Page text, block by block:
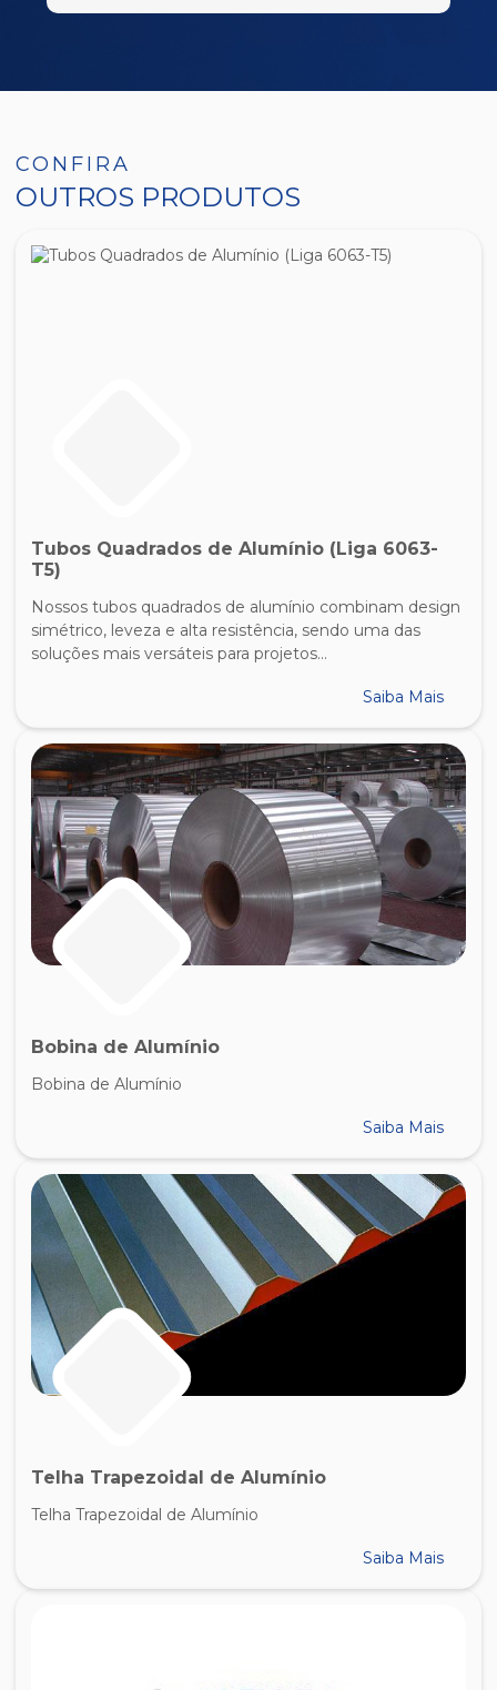
CONFIRA
OUTROS PRODUTOS
Tubos Quadrados de Alumínio (Liga 6063-
T5)
Nossos tubos quadrados de alumínio combinam design
simétrico, leveza e alta resistência, sendo uma das
soluções mais versáteis para projetos...
Saiba Mais
Bobina de Alumínio
Bobina de Alumínio
Saiba Mais
Telha Trapezoidal de Alumínio
Telha Trapezoidal de Alumínio
Saiba Mais